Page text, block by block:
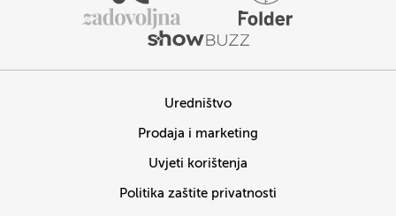
Uredništvo
Prodaja i marketing
Uvjeti korištenja
Politika zaštite privatnosti